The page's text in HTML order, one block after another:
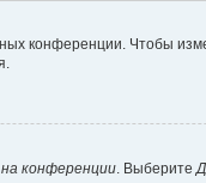
конференции. Чтобы
конференции. Выберите